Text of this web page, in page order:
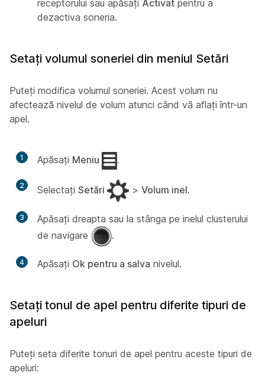
receptorului sau apăsați Activat pentru a
dezactiva soneria.
Setați volumul soneriei din meniul Setări
Puteți modifica volumul soneriei. Acest volum nu
afectează nivelul de volum atunci când vă aflați într-un
apel.
1 Apăsați Meniu .
2 Selectați Setări > Volum inel.
3
Apăsați dreapta sau la stânga pe inelul clusterului
de navigare
.
4 Apăsați Ok pentru a salva nivelul.
Setați tonul de apel pentru diferite tipuri de
apeluri
Puteți seta diferite tonuri de apel pentru aceste tipuri de
apeluri: